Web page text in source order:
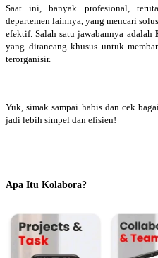
Saat ini, banyak profesional,
departemen lainnya, yang mencari
efektif. Salah satu jawabannya adalah
yang dirancang khusus untuk
terorganisir.
Yuk, simak sampai habis dan cek
jadi lebih simpel dan efisien!
Apa Itu Kolabora?